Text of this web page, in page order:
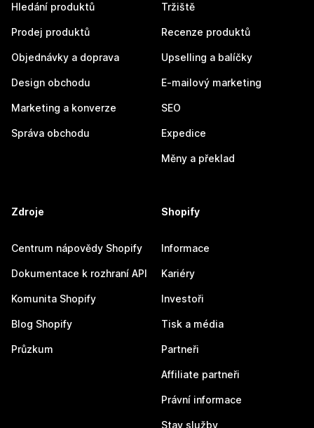
Hledání produktů
Prodej produktů
Objednávky a doprava
Design obchodu
Marketing a konverze
Správa obchodu
Tržiště
Recenze produktů
Upselling a balíčky
E-mailový marketing
SEO
Expedice
Měny a překlad
Zdroje
Centrum nápovědy Shopify
Dokumentace k rozhraní API
Komunita Shopify
Blog Shopify
Průzkum
Shopify
Informace
Kariéry
Investoři
Tisk a média
Partneři
Affiliate partneři
Právní informace
Stav služby